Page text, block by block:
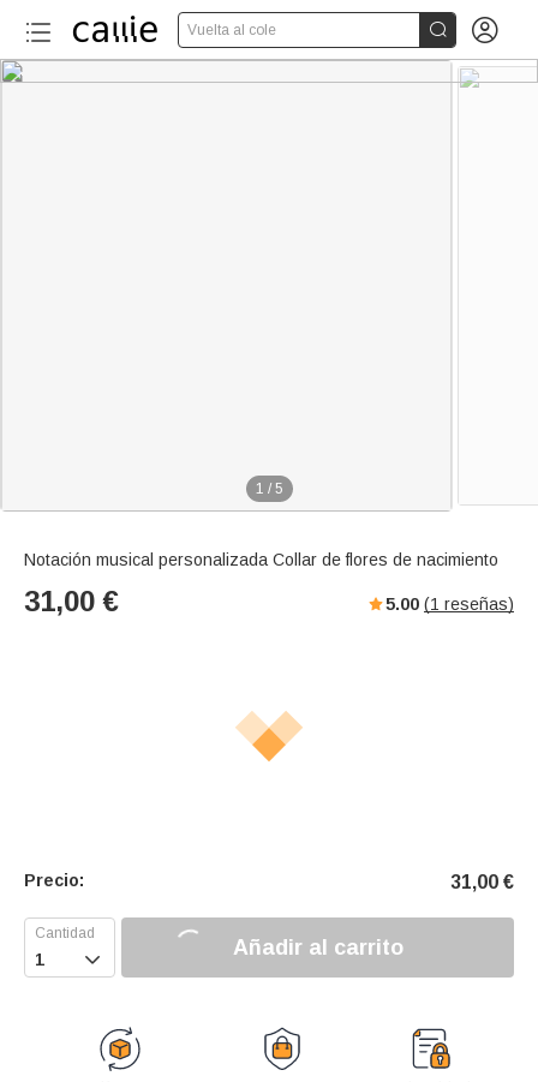
Vuelta al cole  
1 / 5
Notación musical personalizada Collar de flores de nacimiento
31,00 € 5.00 (1 reseñas)
Precio: 31,00 €
 Añadir al carrito